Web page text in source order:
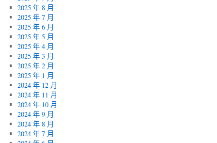
2025 年 8 月
2025 年 7 月
2025 年 6 月
2025 年 5 月
2025 年 4 月
2025 年 3 月
2025 年 2 月
2025 年 1 月
2024 年 12 月
2024 年 11 月
2024 年 10 月
2024 年 9 月
2024 年 8 月
2024 年 7 月